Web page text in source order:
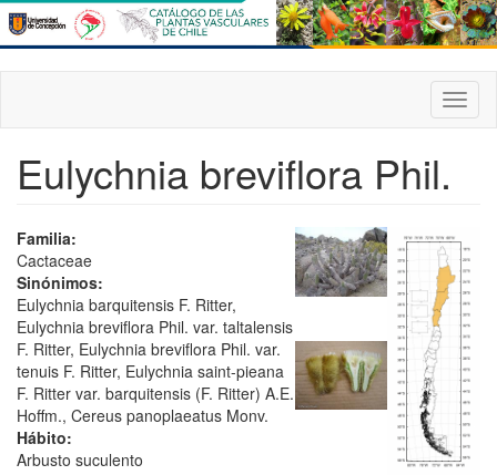
Pasar
al
contenido
principal
Eulychnia breviflora Phil.
Familia:
Cactaceae
Sinónimos:
Eulychnia barquitensis F. Ritter,
Eulychnia breviflora Phil. var. taltalensis
F. Ritter, Eulychnia breviflora Phil. var.
tenuis F. Ritter, Eulychnia saint-pieana
F. Ritter var. barquitensis (F. Ritter) A.E.
Hoffm., Cereus panoplaeatus Monv.
Hábito:
Arbusto suculento